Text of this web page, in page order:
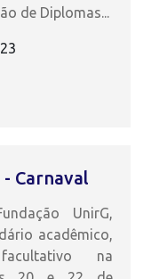
de Diplomas...
Carnaval
UnirG,
acadêmico,
na